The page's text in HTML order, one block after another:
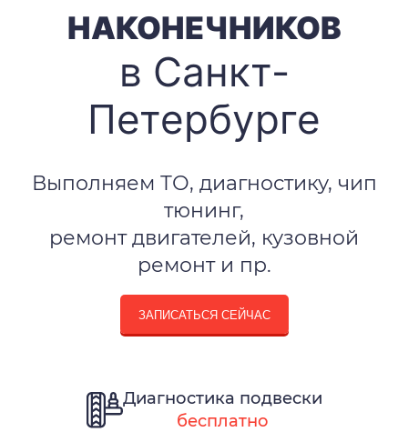
НАКОНЕЧНИКОВ
в Санкт-
Петербурге
Выполняем ТО, диагностику, чип
тюнинг,
ремонт двигателей, кузовной
ремонт и пр.
ЗАПИСАТЬСЯ СЕЙЧАС
Диагностика подвески
бесплатно